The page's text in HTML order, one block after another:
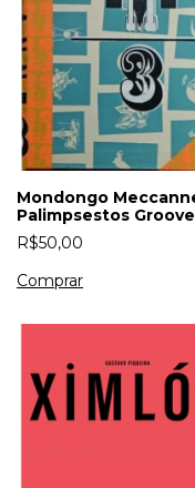
Mondongo
Palimpsestos
R$50,00